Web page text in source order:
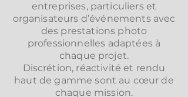
entreprises, particuliers et
organisateurs d’événements avec
des prestations photo
professionnelles adaptées à
chaque projet.
Discrétion, réactivité et rendu
haut de gamme sont au cœur de
chaque mission.